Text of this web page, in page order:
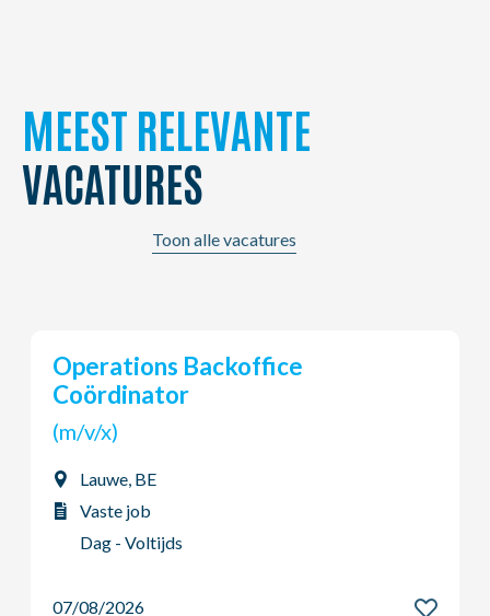
MEEST RELEVANTE
VACATURES
Toon alle vacatures
Young Potential Planner
(m/v/x)
Ardooie, BE
Vaste job
Dag - Voltijds